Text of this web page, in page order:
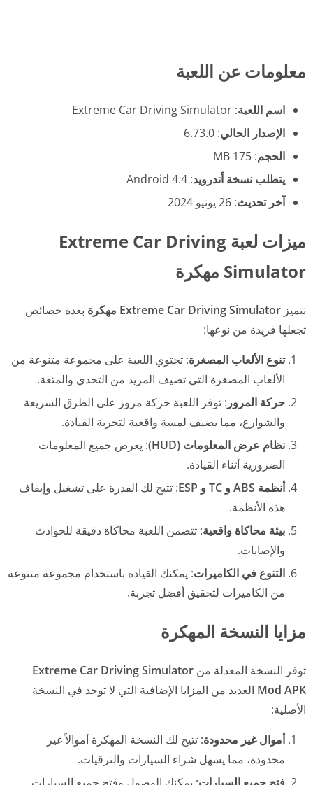
معلومات عن اللعبة
اسم اللعبة: Extreme Car Driving Simulator
الإصدار الحالي: 6.73.0
الحجم: 175 MB
يتطلب نسخة أندرويد: Android 4.4
آخر تحديث: 26 يونيو 2024
ميزات لعبة Extreme Car Driving
Simulator مهكرة
تتميز Extreme Car Driving Simulator مهكرة
بعدة خصائص
تجعلها فريدة من نوعها:
تنوع الألعاب المصغرة: تحتوي اللعبة على مجموعة متنوعة من
الألعاب المصغرة التي تضيف المزيد من التحدي والمتعة.
حركة المرور : توفر اللعبة حركة مرور على الطرق السريعة
والشوارع، مما يضيف لمسة واقعية لتجربة القيادة.
نظام عرض المعلومات (HUD)
: يعرض جميع المعلومات
الضرورية أثناء القيادة.
أنظمة ABS و TC و ESP
: تتيح لك القدرة على تشغيل وإيقاف
هذه الأنظمة.
بيئة محاكاة واقعية: تتضمن اللعبة محاكاة دقيقة للحوادث
والإصابات.
التنوع في الكاميرات: يمكنك القيادة باستخدام مجموعة متنوعة
من الكاميرات لتحقيق أفضل تجربة.
مزايا النسخة المهكرة
توفر النسخة المعدلة من Extreme Car Driving Simulator
Mod APK العديد من المزايا الإضافية التي لا توجد في النسخة
الأصلية:
أموال غير محدودة: تتيح لك النسخة المهكرة أموالاً غير
محدودة، مما يسهل شراء السيارات والترقيات.